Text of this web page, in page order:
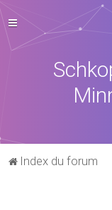
Index du forum